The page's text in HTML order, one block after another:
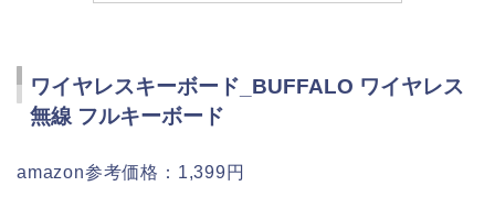
ワイヤレスキーボード_BUFFALO ワイヤレス
無線 フルキーボード
amazon参考価格：1,399円